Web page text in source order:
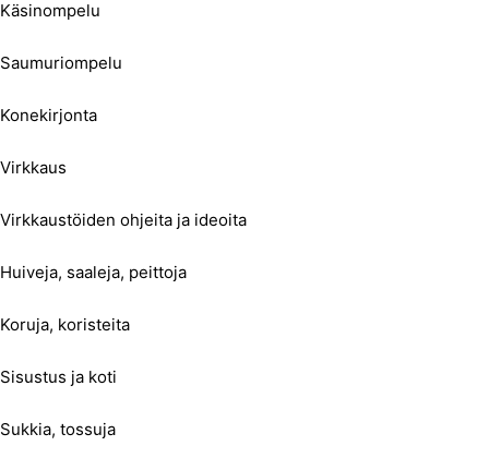
Käsinompelu
Saumuriompelu
Konekirjonta
Virkkaus
Virkkaustöiden ohjeita ja ideoita
Huiveja, saaleja, peittoja
Koruja, koristeita
Sisustus ja koti
Sukkia, tossuja